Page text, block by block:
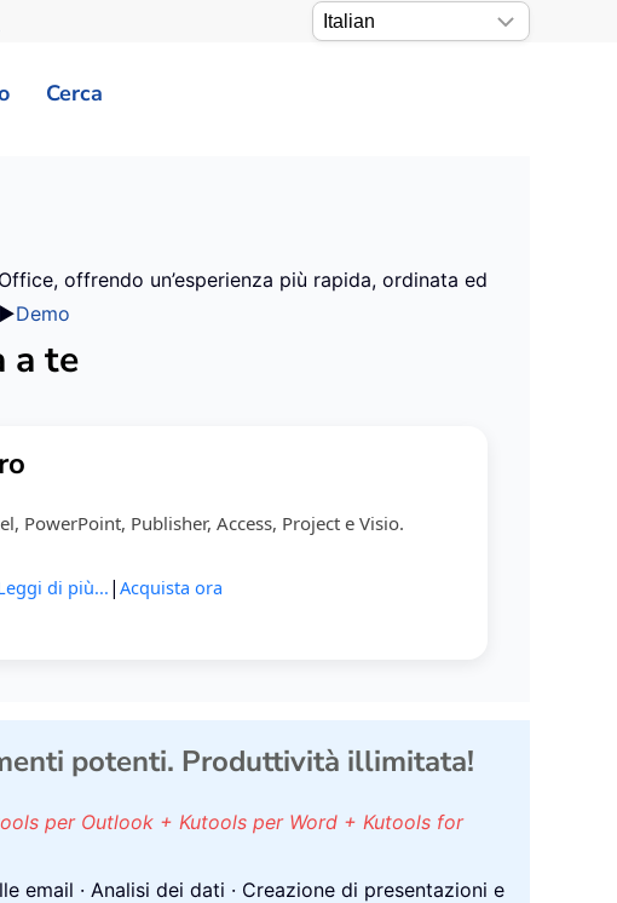
Cerca
offrendo un’esperienza più rapida, ordinata ed
Demo
a te
PowerPoint, Publisher, Access, Project e Visio.
di più... | Acquista ora
potenti. Produttività illimitata!
per Outlook + Kutools per Word + Kutools for
email · Analisi dei dati · Creazione di presentazioni e